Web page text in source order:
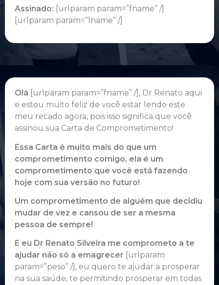
Assinado: [urlparam param=”fname” /]
[urlparam param=”lname” /]
Olá
[urlparam param=”fname” /], Dr Renato aqui
e estou muito feliz de você estar lendo este
meu recado agora, pois isso significa que você
assinou sua Carta de Comprometimento!
Essa Carta é muito mais do que um
comprometimento comigo, ela é um
comprometimento que você está fazendo
hoje com sua versão no futuro!
Um comprometimento de alguém que decidiu
mudar de vez e cansou de ser a mesma
pessoa de sempre!
E eu Dr Renato Silveira me comprometo a te
ajudar não só a emagrecer
[urlparam
param=”peso” /], eu quero te ajudar a prosperar
na sua saúde, te permitindo prosperar em todas